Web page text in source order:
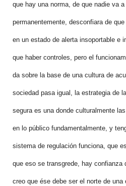
que hay una norma, de que nadie va
permanentemente, desconfiara de
en un estado de alerta insoportable e
que haber controles, pero el
da sobre la base de una cultura de
sociedad pasa igual, la estrategia de
segura es una donde culturalmente
en lo público fundamentalmente, y
sistema de regulación funciona, que
que eso se transgrede, hay confianza
creo que ése debe ser el norte de una